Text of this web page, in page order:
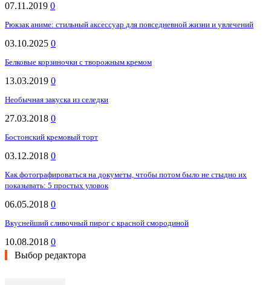
07.11.2019 0
Рюкзак аниме: стильный аксессуар для повседневной жизни и увлечений
03.10.2025 0
Белковые корзиночки с творожным кремом
13.03.2019 0
Необычная закуска из селедки
27.03.2018 0
Бостонский кремовый торт
03.12.2018 0
Как фотографироваться на докуметы, чтобы потом было не стыдно их
показывать: 5 простых уловок
06.05.2018 0
Вкуснейший сливочный пирог с красной смородиной
10.08.2018 0
Выбор редактора